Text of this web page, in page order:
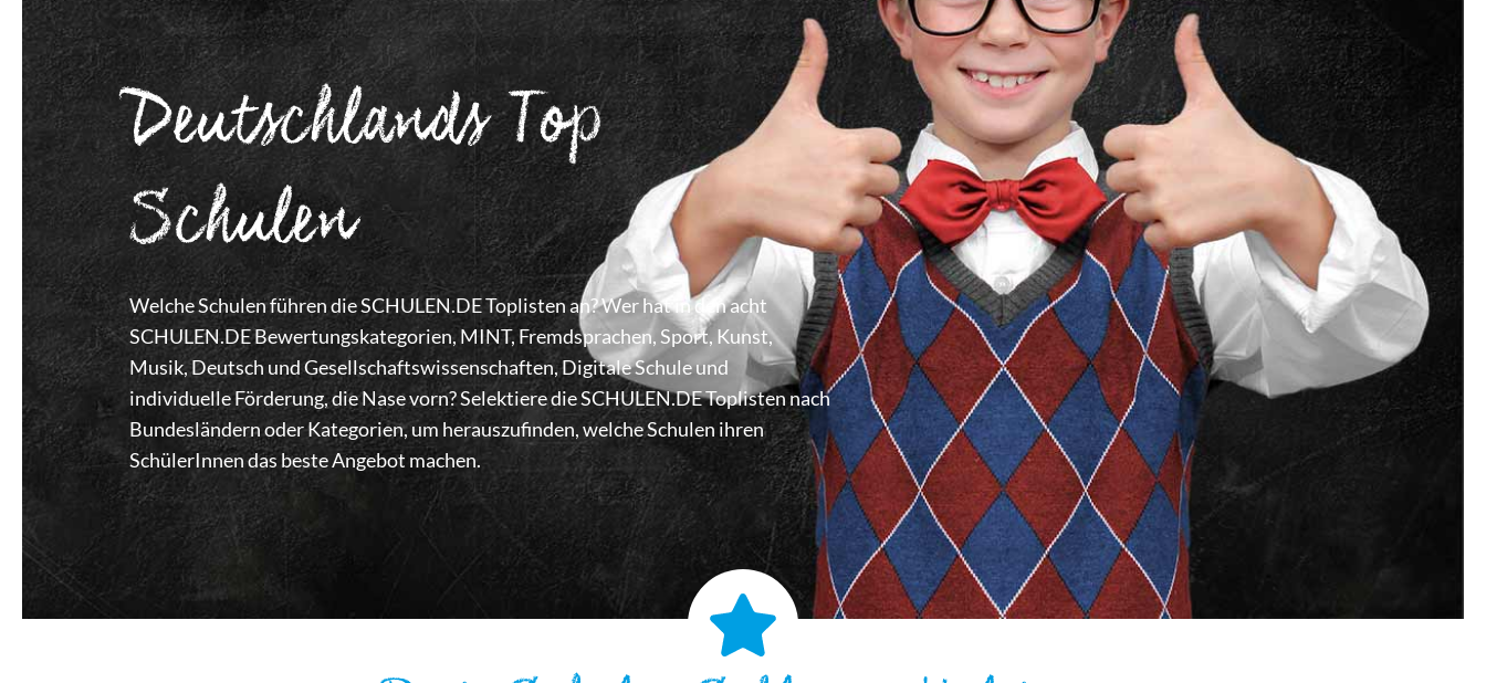
Deutschlands Top
Schulen
Welche Schulen führen die SCHULEN.DE Toplisten an? Wer hat in den acht
SCHULEN.DE Bewertungskategorien, MINT, Fremdsprachen, Sport, Kunst,
Musik, Deutsch und Gesellschaftswissenschaften, Digitale Schule und
individuelle Förderung, die Nase vorn? Selektiere die SCHULEN.DE Toplisten nach
Bundesländern oder Kategorien, um herauszufinden, welche Schulen ihren
SchülerInnen das beste Angebot machen.